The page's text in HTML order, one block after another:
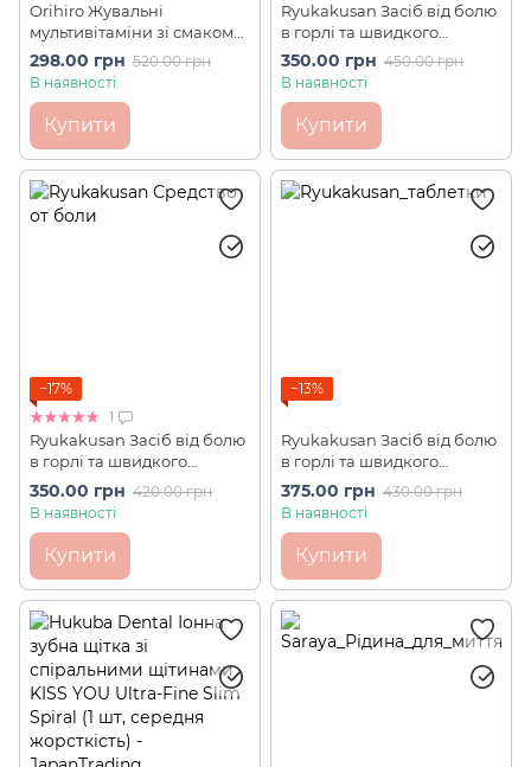
Orihiro Жувальні
мультивітаміни зі смаком
грейпфрута 120 шт на 30
днів
298.00 грн 520.00 грн
В наявності
Купити
Ryukakusan Засіб від болю
в горлі та швидкого
лікування ангіни зі смаком
м'яти Direct Stick (16саше
350.00 грн 450.00 грн
В наявності
Купити
−17%
1
Ryukakusan Засіб від болю
в горлі та швидкого
лікування ангіни зі смаком
персика Direct Stick
350.00 грн 420.00 грн
В наявності
Купити
−13%
Ryukakusan Засіб від болю
в горлі та швидкого
лікування ангіни зі смаком
манго (20 шт)
375.00 грн 430.00 грн
В наявності
Купити